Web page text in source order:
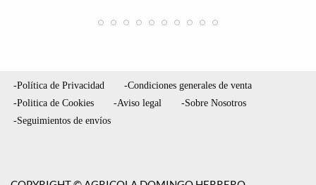
-Política de Privacidad
-Condiciones generales de venta
-Politica de Cookies
-Aviso legal
-Sobre Nosotros
-Seguimientos de envíos